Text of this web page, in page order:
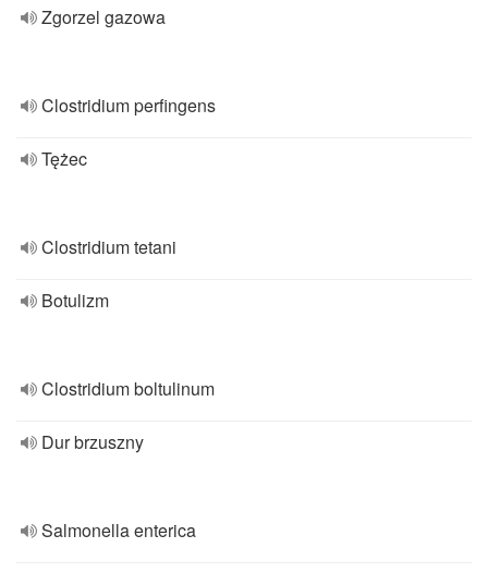
Zgorzel gazowa
Clostridium perfingens
Tężec
Clostridium tetani
Botulizm
Clostridium boltulinum
Dur brzuszny
Salmonella enterica